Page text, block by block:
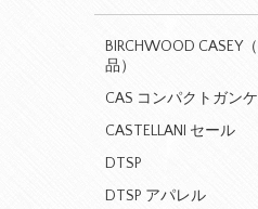
BIRCHWOOD CASEY
品）
CAS コンパクトガン
CASTELLANI セール
DTSP
DTSP アパレル